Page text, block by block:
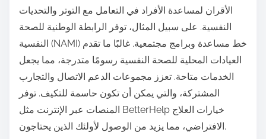
الأقران لمساعدة الأفراد في التعامل مع التوتر والتحديات
النفسية. على سبيل المثال، توفر الرابطة الوطنية للصحة
النفسية (NAMI) خط مساعدة وبرامج مجتمعية. غالبًا ما تقدم
العيادات المحلية للصحة النفسية رسومًا متدرجة، مما يجعل
الخدمات متاحة. تعزز مجموعات الدعم الاتصال والتجارب
المشتركة، والتي يمكن أن تكون حاسمة للتكيف. توفر
المنصات عبر الإنترنت مثل BetterHelp خيارات العلاج
الافتراضي، مما يزيد من الوصول لأولئك الذين يحتاجون.